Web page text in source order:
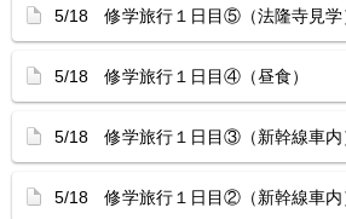
5/18 修学旅行１日目⑤（法隆寺見学
5/18 修学旅行１日目④（昼食）
5/18 修学旅行１日目③（新幹線車内
5/18 修学旅行１日目②（新幹線車内